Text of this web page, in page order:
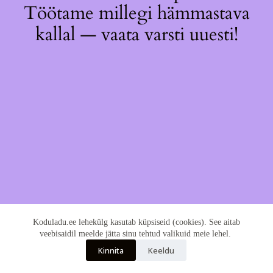
Koduladu.ee lehekülg kasutab küpsiseid (cookies). See aitab
veebisaidil meelde jätta sinu tehtud valikuid meie lehel.
Kinnita Keeldu
Töötame millegi hämmastava
kallal — vaata varsti uuesti!